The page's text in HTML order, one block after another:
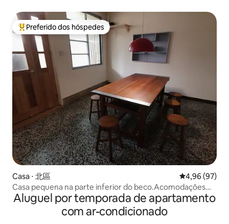
Área de Nanfang/Dao Dong Night Market | Melhor
escolha para reuniões de família e amigos
Entre os melhores preferidos dos hóspedes
Preferido dos hóspedes
Casa ⋅ 北區 4,96 de uma
4,96 (97)
Casa pequena na parte inferior do beco.Acomodações
fretadas.Fica perto da Estação Ferroviária de Tainan.Casa
legal de Tainan.
Aluguel por temporada de apartamento
com ar-condicionado